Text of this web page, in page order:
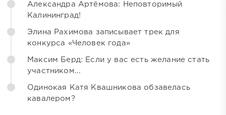
Александра Артёмова: Неповторимый
Калининград!
Элина Рахимова записывает трек для
конкурса «Человек года»
Максим Берд: Если у вас есть желание стать
участником...
Одинокая Катя Квашникова обзавелась
кавалером?